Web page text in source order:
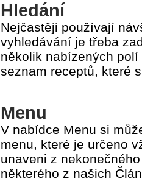
Hledání
Nejčastěji používají
vyhledávání je třeba
několik nabízených
seznam receptů, které
Menu
V nabídce Menu si
menu, které je určeno
unaveni z
některého z našich